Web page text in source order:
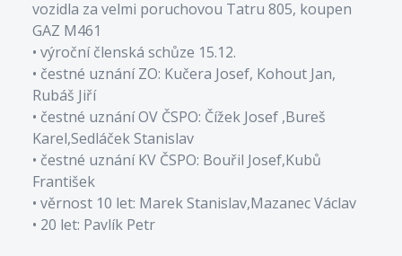
vozidla za velmi poruchovou Tatru 805, koupen
GAZ M461
• výroční členská schůze 15.12.
• čestné uznání ZO: Kučera Josef, Kohout Jan,
Rubáš Jiří
• čestné uznání OV ČSPO: Čížek Josef ,Bureš
Karel,Sedláček Stanislav
• čestné uznání KV ČSPO: Bouřil Josef,Kubů
František
• věrnost 10 let: Marek Stanislav,Mazanec Václav
• 20 let: Pavlík Petr